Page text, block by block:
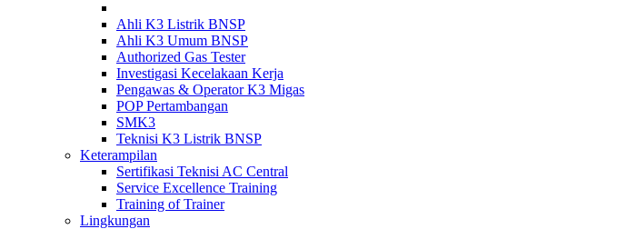
Ahli K3 Listrik BNSP
Ahli K3 Umum BNSP
Authorized Gas Tester
Investigasi Kecelakaan Kerja
Pengawas & Operator K3 Migas
POP Pertambangan
SMK3
Teknisi K3 Listrik BNSP
Keterampilan
Sertifikasi Teknisi AC Central
Service Excellence Training
Training of Trainer
Lingkungan